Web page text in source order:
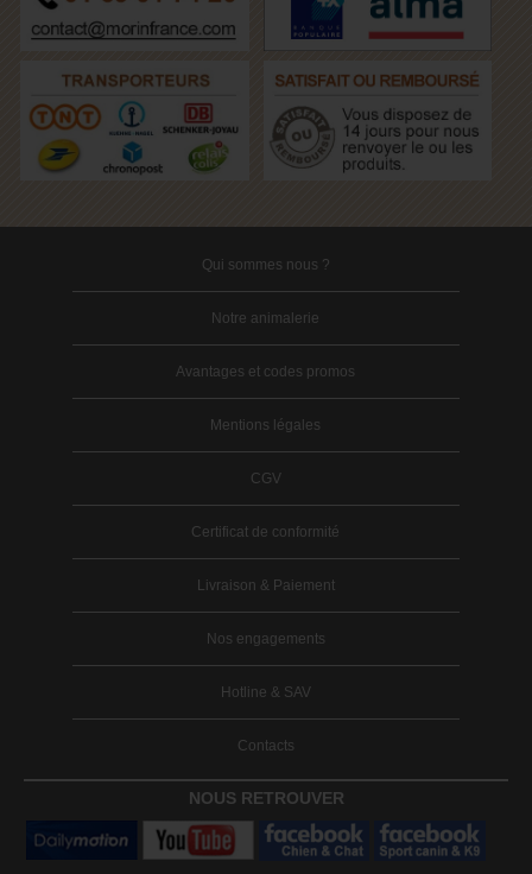
Qui sommes nous ?
Notre animalerie
Avantages et codes promos
Mentions légales
CGV
Certificat de conformité
Livraison & Paiement
Nos engagements
Hotline & SAV
Contacts
NOUS RETROUVER